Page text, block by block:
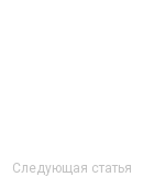
Следующая статья